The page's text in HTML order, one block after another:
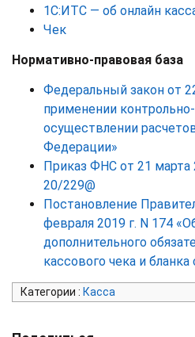
1С:ИТС — об онлайн
Чек
Нормативно-правовая база
Федеральный закон от
применении
осуществлении
Федерации»
Приказ ФНС от 21
20/229@
Постановление
февраля 2019 г. N 174
дополнительного
кассового чека и
Категории : Касса